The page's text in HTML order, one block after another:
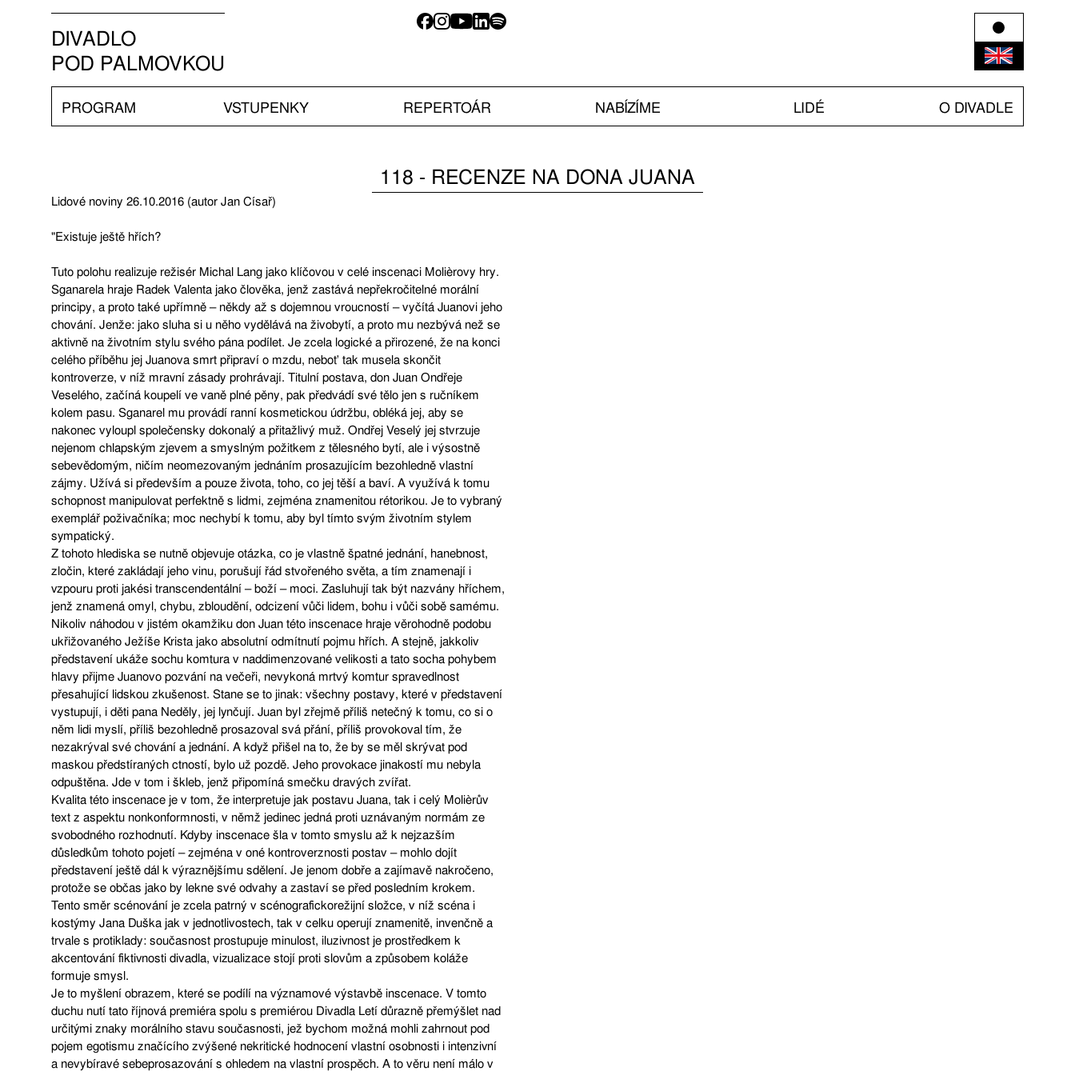
DIVADLO
POD PALMOVKOU
PROGRAM VSTUPENKY REPERTOÁR NABÍZÍME LIDÉ O DIVADLE
118 - RECENZE NA DONA JUANA
Lidové noviny 26.10.2016 (autor Jan Císař)
"Existuje ještě hřích?
Tuto polohu realizuje režisér Michal Lang jako klíčovou v celé inscenaci Molièrovy hry.
Sganarela hraje Radek Valenta jako člověka, jenž zastává nepřekročitelné morální
principy, a proto také upřímně – někdy až s dojemnou vroucností – vyčítá Juanovi jeho
chování. Jenže: jako sluha si u něho vydělává na živobytí, a proto mu nezbývá než se
aktivně na životním stylu svého pána podílet. Je zcela logické a přirozené, že na konci
celého příběhu jej Juanova smrt připraví o mzdu, neboť tak musela skončit
kontroverze, v níž mravní zásady prohrávají. Titulní postava, don Juan Ondřeje
Veselého, začíná koupelí ve vaně plné pěny, pak předvádí své tělo jen s ručníkem
kolem pasu. Sganarel mu provádí ranní kosmetickou údržbu, obléká jej, aby se
nakonec vyloupl společensky dokonalý a přitažlivý muž. Ondřej Veselý jej stvrzuje
nejenom chlapským zjevem a smyslným požitkem z tělesného bytí, ale i výsostně
sebevědomým, ničím neomezovaným jednáním prosazujícím bezohledně vlastní
zájmy. Užívá si především a pouze života, toho, co jej těší a baví. A využívá k tomu
schopnost manipulovat perfektně s lidmi, zejména znamenitou rétorikou. Je to vybraný
exemplář poživačníka; moc nechybí k tomu, aby byl tímto svým životním stylem
sympatický.
Z tohoto hlediska se nutně objevuje otázka, co je vlastně špatné jednání, hanebnost,
zločin, které zakládají jeho vinu, porušují řád stvořeného světa, a tím znamenají i
vzpouru proti jakési transcendentální – boží – moci. Zasluhují tak být nazvány hříchem,
jenž znamená omyl, chybu, zbloudění, odcizení vůči lidem, bohu i vůči sobě samému.
Nikoliv náhodou v jistém okamžiku don Juan této inscenace hraje věrohodně podobu
ukřižovaného Ježíše Krista jako absolutní odmítnutí pojmu hřích. A stejně, jakkoliv
představení ukáže sochu komtura v naddimenzované velikosti a tato socha pohybem
hlavy přijme Juanovo pozvání na večeři, nevykoná mrtvý komtur spravedlnost
přesahující lidskou zkušenost. Stane se to jinak: všechny postavy, které v představení
vystupují, i děti pana Neděly, jej lynčují. Juan byl zřejmě příliš netečný k tomu, co si o
něm lidi myslí, příliš bezohledně prosazoval svá přání, příliš provokoval tím, že
nezakrýval své chování a jednání. A když přišel na to, že by se měl skrývat pod
maskou předstíraných ctností, bylo už pozdě. Jeho provokace jinakostí mu nebyla
odpuštěna. Jde v tom i škleb, jenž připomíná smečku dravých zvířat.
Kvalita této inscenace je v tom, že interpretuje jak postavu Juana, tak i celý Molièrův
text z aspektu nonkonformnosti, v němž jedinec jedná proti uznávaným normám ze
svobodného rozhodnutí. Kdyby inscenace šla v tomto smyslu až k nejzazším
důsledkům tohoto pojetí – zejména v oné kontroverznosti postav – mohlo dojít
představení ještě dál k výraznějšímu sdělení. Je jenom dobře a zajímavě nakročeno,
protože se občas jako by lekne své odvahy a zastaví se před posledním krokem.
Tento směr scénování je zcela patrný v scénografickorežijní složce, v níž scéna i
kostýmy Jana Duška jak v jednotlivostech, tak v celku operují znamenitě, invenčně a
trvale s protiklady: současnost prostupuje minulost, iluzivnost je prostředkem k
akcentování fiktivnosti divadla, vizualizace stojí proti slovům a způsobem koláže
formuje smysl.
Je to myšlení obrazem, které se podílí na významové výstavbě inscenace. V tomto
duchu nutí tato říjnová premiéra spolu s premiérou Divadla Letí důrazně přemýšlet nad
určitými znaky morálního stavu současnosti, jež bychom možná mohli zahrnout pod
pojem egotismu značícího zvýšené nekritické hodnocení vlastní osobnosti i intenzivní
a nevybíravé sebeprosazování s ohledem na vlastní prospěch. A to věru není málo v